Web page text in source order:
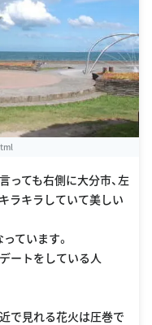
っても右側に大分市、左
ラキラしていて美しい
ています。
ートをしている人
で見れる花火は圧巻で